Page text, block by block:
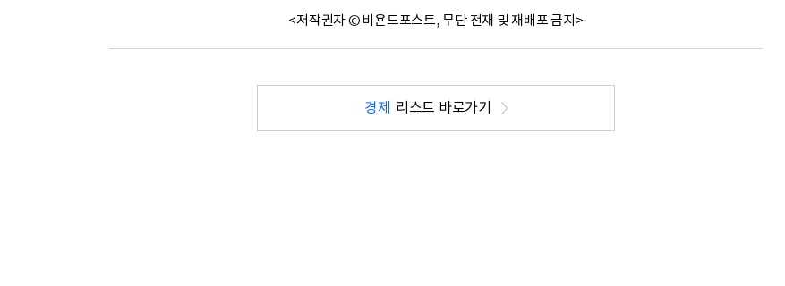
<저작권자 © 비욘드포스트, 무단 전재 및 재배포 금지>
경제 리스트 바로가기